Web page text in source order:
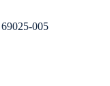
69025-005